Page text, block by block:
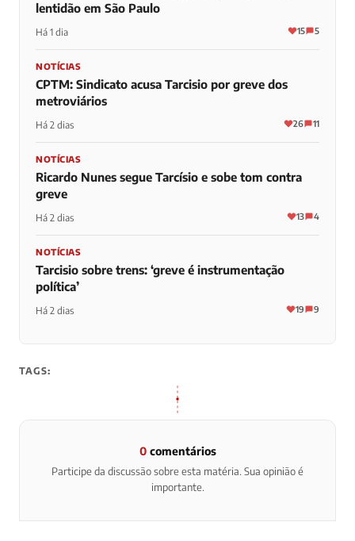
lentidão em São Paulo
Há 1 dia 15 5
NOTÍCIAS
CPTM: Sindicato acusa Tarcisio por greve dos
metroviários
Há 2 dias 26 11
NOTÍCIAS
Ricardo Nunes segue Tarcísio e sobe tom contra
greve
Há 2 dias 13 4
NOTÍCIAS
Tarcisio sobre trens: ‘greve é instrumentação
política’
Há 2 dias 19 9
TAGS:
0comentários
Participe da discussão sobre esta matéria. Sua opinião é
importante.